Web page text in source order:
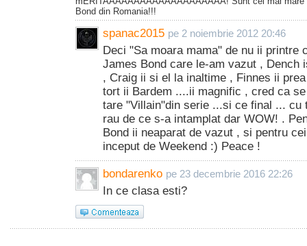
Bond din Romania!!!
spanac2015 pe 2 noiembrie 2012 20:46
Deci "Sa moara mama" de nu ii printre
James Bond care le-am vazut , Dench
, Craig ii si el la inaltime , Finnes ii
tort ii Bardem ....ii magnific , cred ca
tare "Villain"din serie ...si ce final ... cu
rau de ce s-a intamplat dar WOW! .
Bond ii neaparat de vazut , si pentru
inceput de Weekend :) Peace !
bondarenko pe 23 decembrie 2016 22:26
In ce clasa esti?